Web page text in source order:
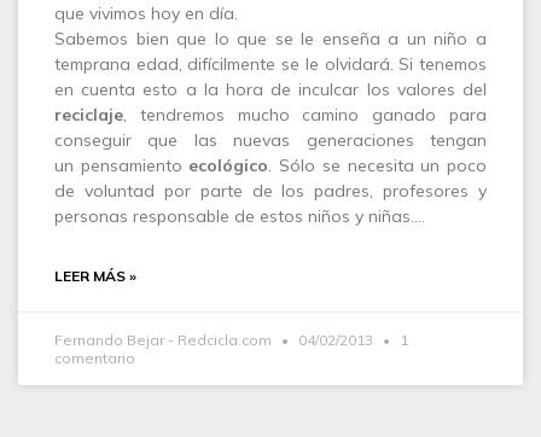
que vivimos hoy en día.
Sabemos bien que lo que se le enseña a un niño a
temprana edad, difícilmente se le olvidará. Si tenemos
en cuenta esto a la hora de inculcar los valores del
reciclaje, tendremos mucho camino ganado para
conseguir que las nuevas generaciones tengan
un pensamiento ecológico. Sólo se necesita un poco
de voluntad por parte de los padres, profesores y
personas responsable de estos niños y niñas.…
LEER MÁS »
Fernando Bejar - Redcicla.com 04/02/2013
1
comentario